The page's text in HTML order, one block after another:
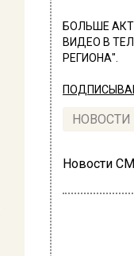
БОЛЬШЕ
ВИДЕО В
РЕГИОНА".
НОВОСТИ
Новости